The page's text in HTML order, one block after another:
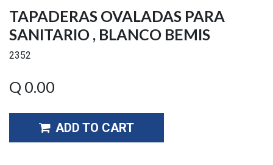
TAPADERAS OVALADAS PARA
SANITARIO , BLANCO BEMIS
2352
Q 0.00
ADD TO CART